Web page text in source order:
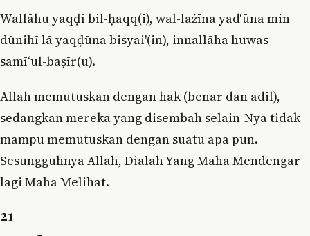
Wallāhu yaqḍī bil-ḥaqq(i), wal-lażīna yad‘ūna min
dūnihī lā yaqḍūna bisyai'(in), innallāha huwas-
samī‘ul-baṣīr(u).
Allah memutuskan dengan hak (benar dan adil),
sedangkan mereka yang disembah selain-Nya tidak
mampu memutuskan dengan suatu apa pun.
Sesungguhnya Allah, Dialah Yang Maha Mendengar
lagi Maha Melihat.
21